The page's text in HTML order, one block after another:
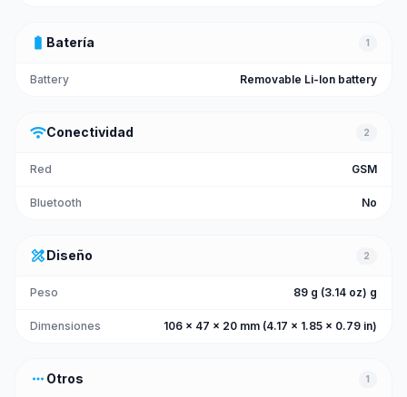
battery_full Batería 1
Battery Removable Li-Ion battery
wifiConectividad 2
Red GSM
Bluetooth No
design_servicesDiseño 2
Peso 89 g (3.14 oz) g
Dimensiones 106 x 47 x 20 mm (4.17 x 1.85 x 0.79 in)
more_horiz Otros 1